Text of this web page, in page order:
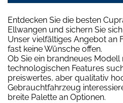
Entdecken Sie die besten
Ellwangen und sichern Sie
Unser vielfältiges Angebot an
fast keine Wünsche offen.
Ob Sie ein brandneues
technologischen Features
preiswertes, aber qualitativ
Gebrauchtfahrzeug
breite Palette an Optionen.